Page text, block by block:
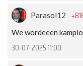
Parasol12
We wordeeen
30-07-2025 11:00